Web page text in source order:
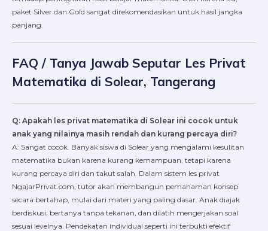
paket Silver dan Gold sangat direkomendasikan untuk hasil jangka
panjang.
FAQ / Tanya Jawab Seputar Les Privat
Matematika di Solear, Tangerang
Q: Apakah les privat matematika di Solear ini cocok untuk
anak yang nilainya masih rendah dan kurang percaya diri?
A: Sangat cocok. Banyak siswa di Solear yang mengalami kesulitan
matematika bukan karena kurang kemampuan, tetapi karena
kurang percaya diri dan takut salah. Dalam sistem les privat
NgajarPrivat.com, tutor akan membangun pemahaman konsep
secara bertahap, mulai dari materi yang paling dasar. Anak diajak
berdiskusi, bertanya tanpa tekanan, dan dilatih mengerjakan soal
sesuai levelnya. Pendekatan individual seperti ini terbukti efektif